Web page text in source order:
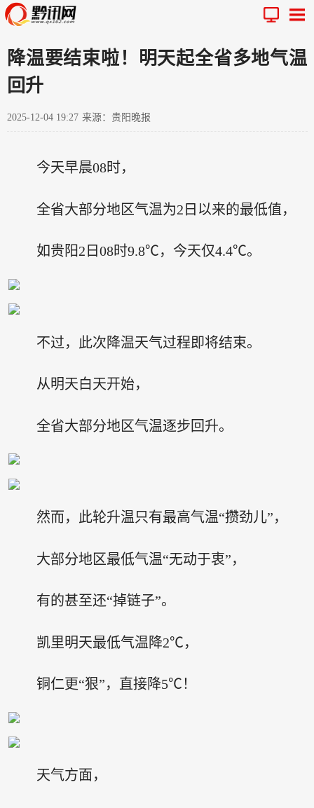
降温要结束啦！明天起全省多地气温
回升
2025-12-04 19:27 来源：贵阳晚报
今天早晨08时，
全省大部分地区气温为2日以来的最低值，
如贵阳2日08时9.8℃，今天仅4.4℃。
不过，此次降温天气过程即将结束。
从明天白天开始，
全省大部分地区气温逐步回升。
然而，此轮升温只有最高气温“攒劲儿”，
大部分地区最低气温“无动于衷”，
有的甚至还“掉链子”。
凯里明天最低气温降2℃，
铜仁更“狠”，直接降5℃！
天气方面，